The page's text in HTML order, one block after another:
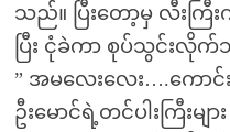
သည်။ ပြီးတော့မှ လီးကြီ
ပြီး ငုံခဲကာ စုပ်သွင်းလို
” အမလေးလေး….ကော
ဦးမောင်ရဲ့တင်ပါးကြီးမျ